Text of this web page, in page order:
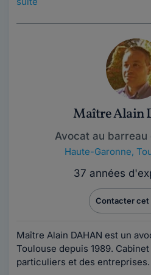
Maître Alain
Avocat au barreau
Haute-Garonne,
37 années
Contacter cet
Maître Alain DAHAN est un
Toulouse depuis 1989.
particuliers et des entreprises.